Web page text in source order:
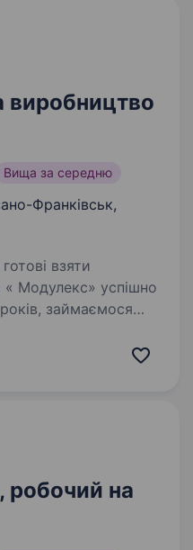
виробництво
Вища за середню
Франківськ,
взяти
займаємося
з
робочий на